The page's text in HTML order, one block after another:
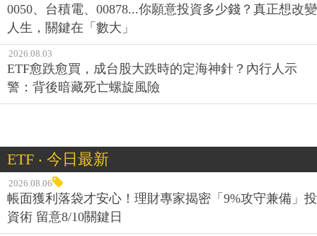
0050、台積電、00878...你願意投資多少錢？真正想改變
人生，關鍵在「數大」
2026.08.03
ETF愈跌愈買，成台股大跌時的定海神針？內行人示
警：背後暗藏死亡螺旋風險
ETF ‧ 今日最新
2026.08.06
帳面獲利落袋才安心！理財專家揭密「9%攻守兼備」投
資術 留意8/10關鍵日